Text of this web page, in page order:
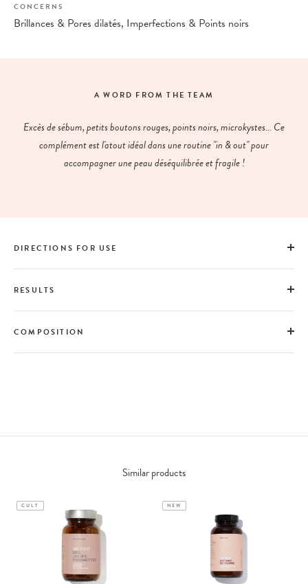
CONCERNS
Brillances & Pores dilatés, Imperfections & Points noirs
A WORD FROM THE TEAM
Excès de sébum, petits boutons rouges, points noirs, microkystes... Ce
complément est l'atout idéal dans une routine "in & out" pour
accompagner une peau déséquilibrée et fragile !
DIRECTIONS FOR USE
RESULTS
COMPOSITION
Similar products
CULT NEW